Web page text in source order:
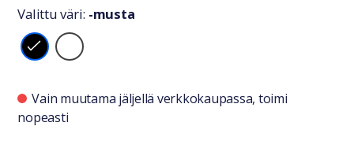
Valitse väri
Valittu väri: -musta
Saatavuustiedot
Vain muutama jäljellä verkkokaupassa, toimi
nopeasti